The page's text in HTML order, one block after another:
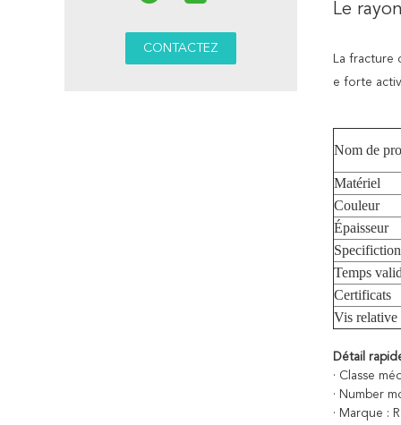
Le
La fracture
e forte
Nom de
Matériel
Couleur
Épaisseur
Specifiction
Temps
Certificats
Vis relative
Détail
· Classe
· Number
· Marque :